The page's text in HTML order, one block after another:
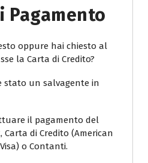
Pagamento
oppure hai chiesto al
la Carta di Credito?
stato un salvagente in
il pagamento del
Carta di Credito (American
o Contanti.